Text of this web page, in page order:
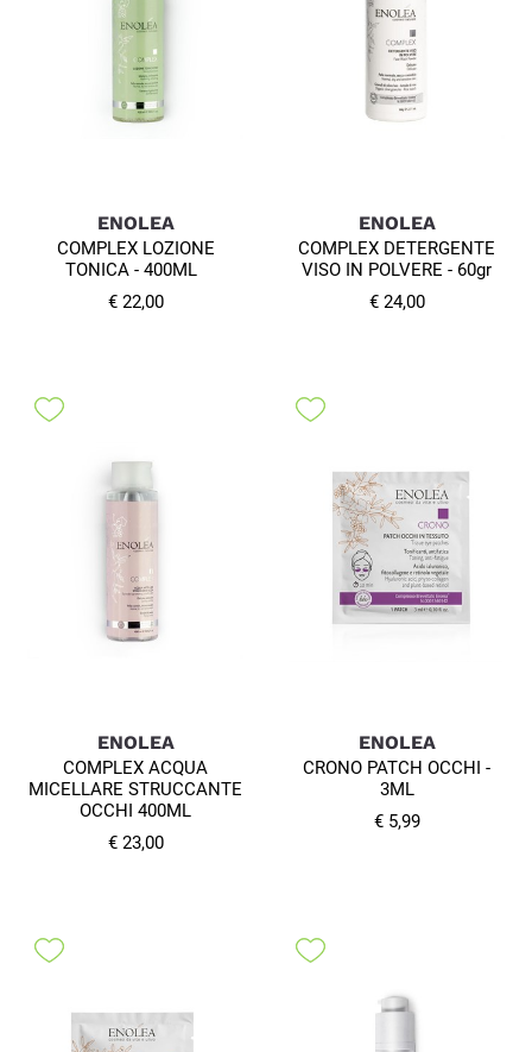
ENOLEA
COMPLEX LOZIONE
TONICA - 400ML
€ 22,00
ENOLEA
COMPLEX DETERGENTE
VISO IN POLVERE - 60gr
€ 24,00
ENOLEA
COMPLEX ACQUA
MICELLARE STRUCCANTE
OCCHI 400ML
€ 23,00
ENOLEA
CRONO PATCH OCCHI -
3ML
€ 5,99